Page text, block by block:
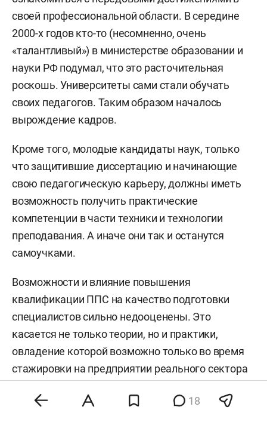
своей профессиональной области. В середине
2000-х годов кто-то (несомненно, очень
«талантливый») в министерстве образовании и
науки РФ подумал, что это расточительная
роскошь. Университеты сами стали обучать
своих педагогов. Таким образом началось
вырождение кадров.
Кроме того, молодые кандидаты наук, только
что защитившие диссертацию и начинающие
свою педагогическую карьеру, должны иметь
возможность получить практические
компетенции в части техники и технологии
преподавания. А иначе они так и останутся
самоучками.
Возможности и влияние повышения
квалификации ППС на качество подготовки
специалистов сильно недооценены. Это
касается не только теории, но и практики,
овладение которой возможно только во время
стажировки на предприятии реального сектора
много преподавателей ни разу не бывало на
18